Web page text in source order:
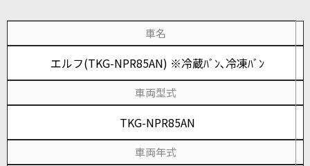
車名
エルフ(TKG-NPR85AN) ※冷蔵ﾊﾞﾝ､冷凍ﾊﾞﾝ
車両型式
TKG-NPR85AN
車両年式